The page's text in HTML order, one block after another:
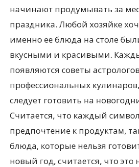
начинают продумывать за
праздника. Любой хозяйке
именно ее блюда на столе
вкусными и красивыми.
появляются советы
профессиональных
следует готовить на
Считается, что каждый
предпочтение к продуктам,
блюда, которые нельзя
новый год, считается, что это